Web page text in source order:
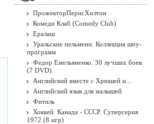
ПрожекторПерисХилтон
Комеди Клаб (Comedy Club)
Ералаш
Уральские пельмени. Коллекция шоу-
программ
Федор Емельяненко. 30 лучших боев
(7 DVD)
Английский вместе с Хрюшей и...
Английский язык для малышей
Фитиль
Хоккей. Канада - СССР. Суперсерия
1972 (8 игр)